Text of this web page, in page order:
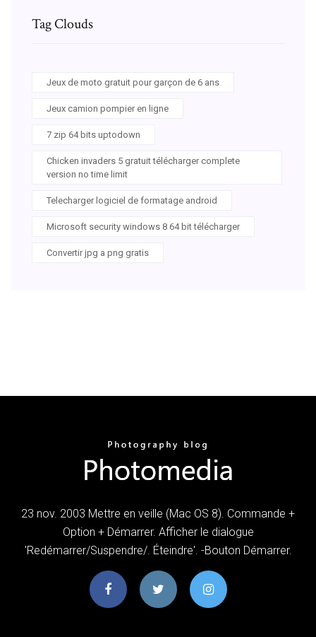
Tag Clouds
Jeux de moto gratuit pour garçon de 6 ans
Jeux camion pompier en ligne
7 zip 64 bits uptodown
Chicken invaders 5 gratuit télécharger complete
version no time limit
Telecharger logiciel de formatage android
Microsoft security windows 8 64 bit télécharger
Convertir jpg a png gratis
23 nov. 2003 Mettre en veille (Mac OS 8). Commande +
Option + Démarrer. Afficher le dialogue
'Redémarrer/Suspendre/. Éteindre'. -Bouton Démarrer.